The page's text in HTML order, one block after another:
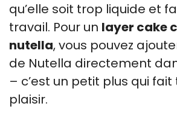
qu’elle soit trop liquide et
travail. Pour un layer cake
nutella, vous pouvez
de Nutella directement
– c’est un petit plus qui fait
plaisir.